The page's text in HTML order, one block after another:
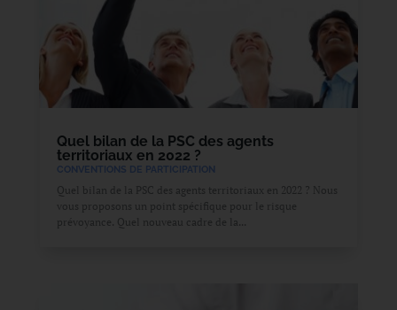
Quel bilan de la PSC des agents
territoriaux en 2022 ?
CONVENTIONS DE PARTICIPATION
Quel bilan de la PSC des agents territoriaux en 2022 ? Nous
vous proposons un point spécifique pour le risque
prévoyance. Quel nouveau cadre de la...